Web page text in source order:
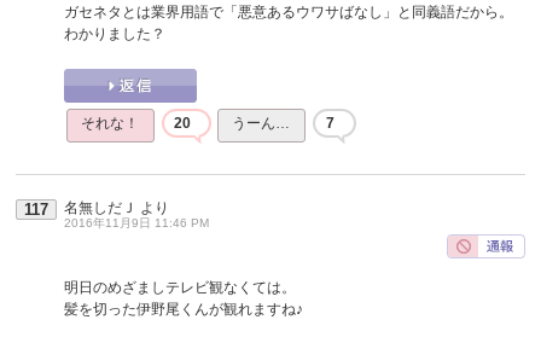
ガセネタとは業界用語で「悪意あるウワサばなし」と同義語だから。
わかりました？
それな！ 20 うーん… 7
117 名無しだＪ より
2016年11月9日 11:46 PM
明日のめざましテレビ観なくては。
髪を切った伊野尾くんが観れますね♪